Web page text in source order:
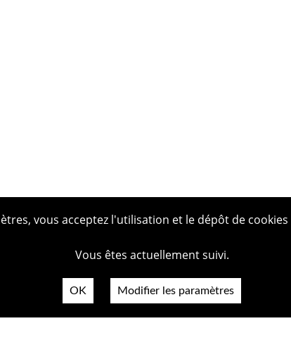
vous acceptez l'utilisation et le dépôt de
Vous êtes actuellement suivi.
OK Modifier les paramètres